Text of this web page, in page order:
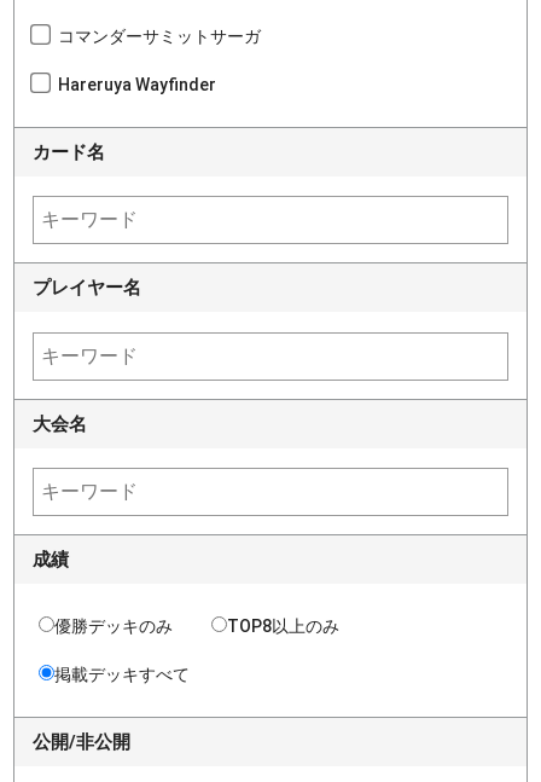
コマンダーサミットサーガ
Hareruya Wayfinder
カード名
プレイヤー名
大会名
成績
優勝デッキのみ TOP8以上のみ
掲載デッキすべて
公開/非公開